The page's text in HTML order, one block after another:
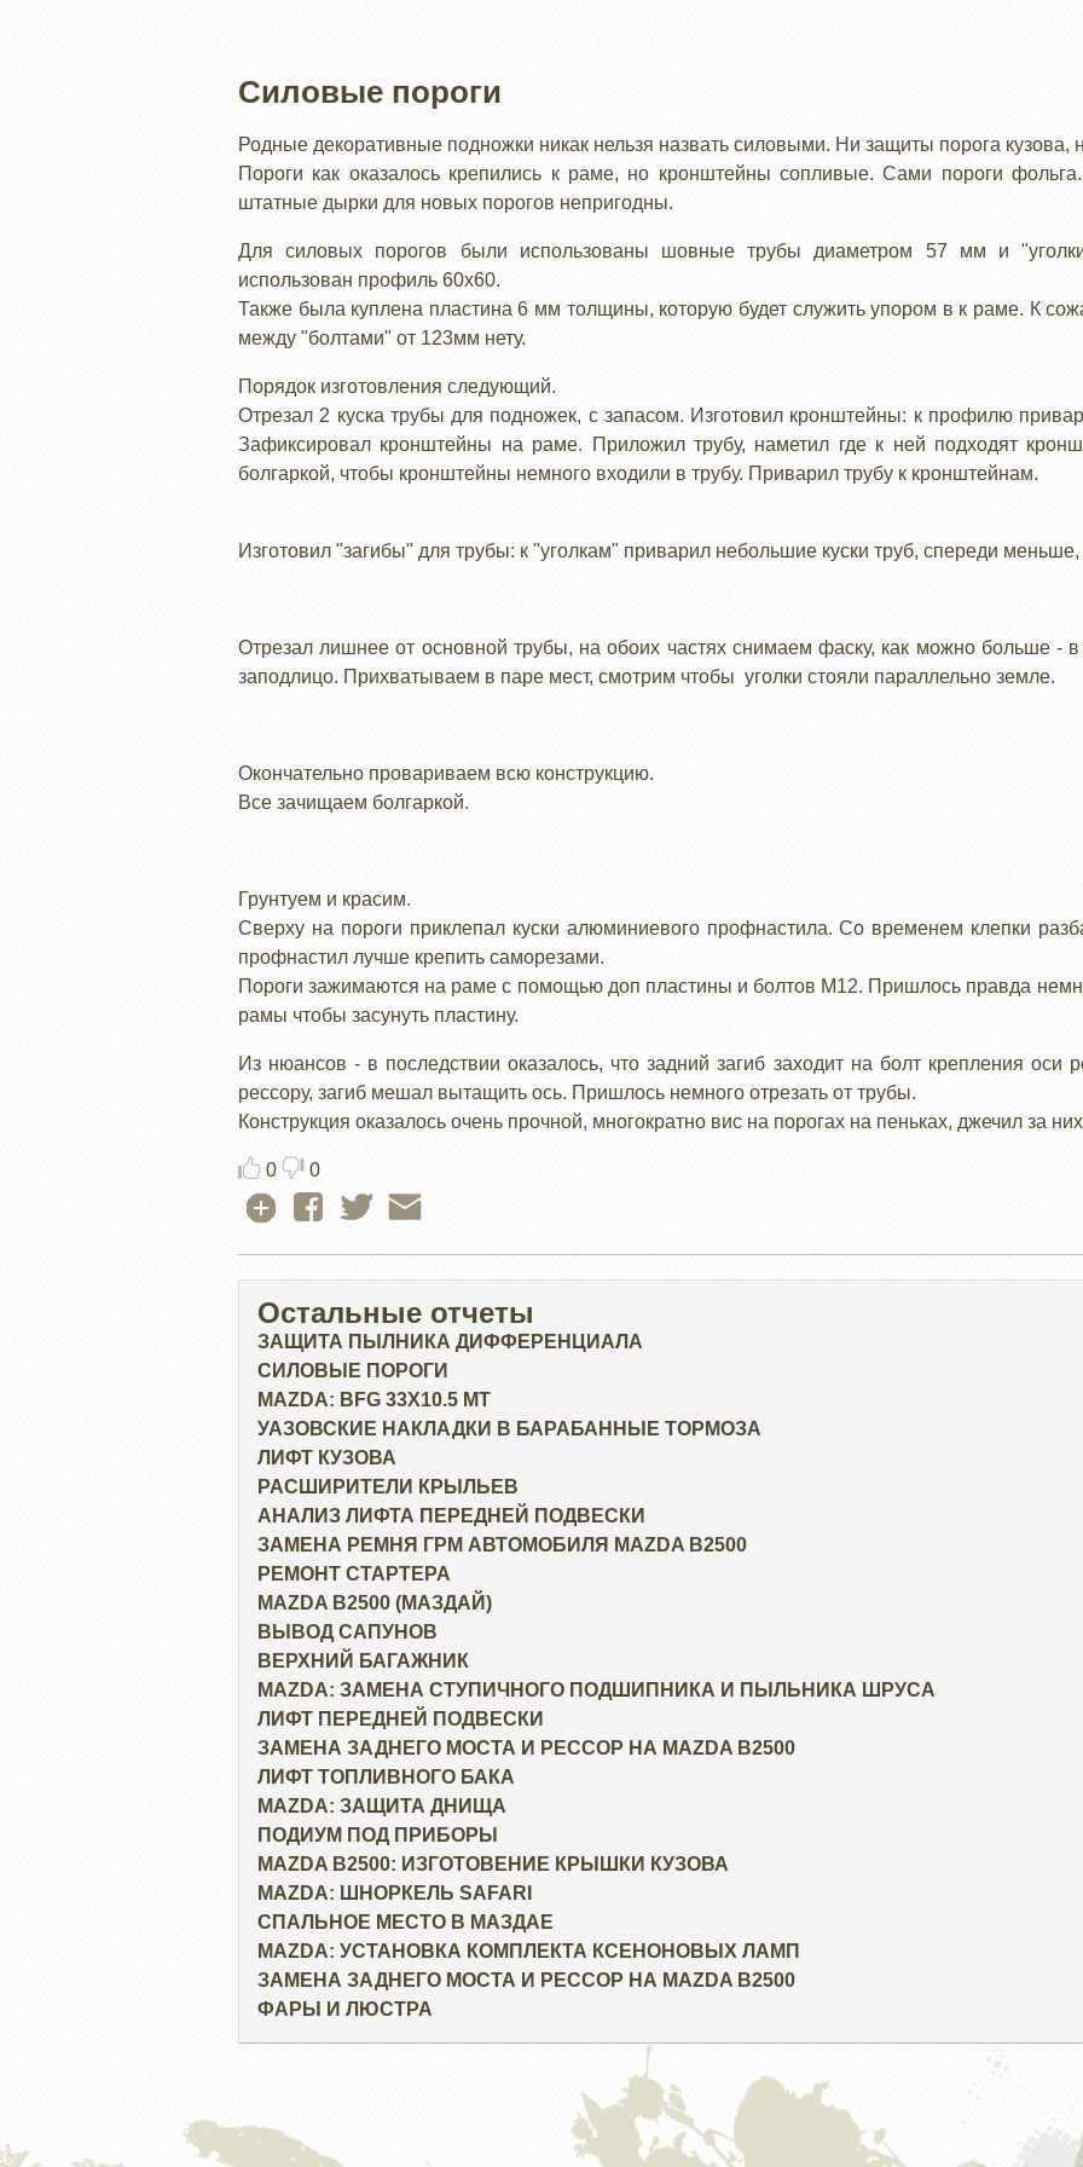
Силовые пороги
Родные декоративные подножки никак нельзя назвать силовыми. Ни защиты порога кузова,
Пороги как оказалось крепились к раме, но кронштейны сопливые. Сами пороги
штатные дырки для новых порогов непригодны.
Для силовых порогов были использованы шовные трубы диаметром 57 мм и
использован профиль 60х60.
Также была куплена пластина 6 мм толщины, которую будет служить упором в к раме. К
между "болтами" от 123мм нету.
Порядок изготовления следующий.
Отрезал 2 куска трубы для подножек, с запасом. Изготовил кронштейны: к профилю
Зафиксировал кронштейны на раме. Приложил трубу, наметил где к ней подходят
болгаркой, чтобы кронштейны немного входили в трубу. Приварил трубу к кронштейнам.
Изготовил "загибы" для трубы: к "уголкам" приварил небольшие куски труб, спереди
Отрезал лишнее от основной трубы, на обоих частях снимаем фаску, как можно больше -
заподлицо. Прихватываем в паре мест, смотрим чтобы уголки стояли параллельно земле.
Окончательно провариваем всю конструкцию.
Все зачищаем болгаркой.
Грунтуем и красим.
Сверху на пороги приклепал куски алюминиевого профнастила. Со временем клепки
профнастил лучше крепить саморезами.
Пороги зажимаются на раме с помощью доп пластины и болтов М12. Пришлось правда
рамы чтобы засунуть пластину.
Из нюансов - в последствии оказалось, что задний загиб заходит на болт крепления оси
рессору, загиб мешал вытащить ось. Пришлось немного отрезать от трубы.
Конструкция оказалось очень прочной, многократно вис на порогах на пеньках, джечил за
0 0
Остальные отчеты
ЗАЩИТА ПЫЛНИКА ДИФФЕРЕНЦИАЛА
СИЛОВЫЕ ПОРОГИ
MAZDA: BFG 33X10.5 MT
УАЗОВСКИЕ НАКЛАДКИ В БАРАБАННЫЕ ТОРМОЗА
ЛИФТ КУЗОВА
РАСШИРИТЕЛИ КРЫЛЬЕВ
АНАЛИЗ ЛИФТА ПЕРЕДНЕЙ ПОДВЕСКИ
ЗАМЕНА РЕМНЯ ГРМ АВТОМОБИЛЯ MAZDA B2500
РЕМОНТ СТАРТЕРА
MAZDA B2500 (МАЗДАЙ)
ВЫВОД САПУНОВ
ВЕРХНИЙ БАГАЖНИК
MAZDA: ЗАМЕНА СТУПИЧНОГО ПОДШИПНИКА И ПЫЛЬНИКА ШРУСА
ЛИФТ ПЕРЕДНЕЙ ПОДВЕСКИ
ЗАМЕНА ЗАДНЕГО МОСТА И РЕССОР НА MAZDA B2500
ЛИФТ ТОПЛИВНОГО БАКА
MAZDA: ЗАЩИТА ДНИЩА
ПОДИУМ ПОД ПРИБОРЫ
MAZDA B2500: ИЗГОТОВЕНИЕ КРЫШКИ КУЗОВА
MAZDA: ШНОРКЕЛЬ SAFARI
СПАЛЬНОЕ МЕСТО В МАЗДАЕ
MAZDA: УСТАНОВКА КОМПЛЕКТА КСЕНОНОВЫХ ЛАМП
ЗАМЕНА ЗАДНЕГО МОСТА И РЕССОР НА MAZDA B2500
ФАРЫ И ЛЮСТРА